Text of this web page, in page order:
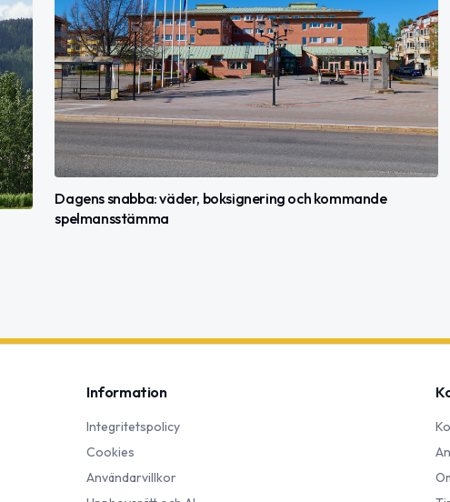
Dagens snabba: väder, boksignering och kommande
spelmansstämma
Information
Integritetspolicy
Cookies
Användarvillkor